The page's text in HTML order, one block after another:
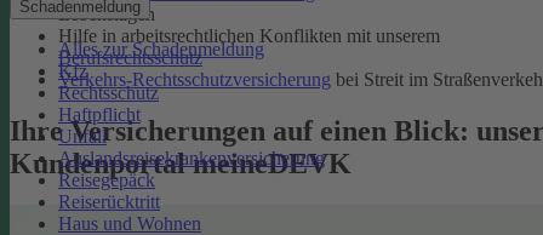
Schadenmeldung
Alles zur Schadenmeldung
Kfz
Rechtsschutz
Haftpflicht
Unfall
Auslandsreisekrankenversicherung
Reisegepäck
Reiserücktritt
Haus und Wohnen
Lebenslagen
Hilfe in arbeitsrechtlichen Konflikten mit unserem
Berufsrechtsschutz
Verkehrs-Rechtsschutzversicherung bei Streit im
Ihre Versicherungen auf einen Blick:
Kundenportal meineDEVK